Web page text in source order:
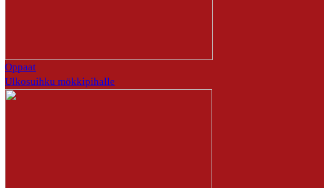
Oppaat
Ulkosuihku mökkipihalle